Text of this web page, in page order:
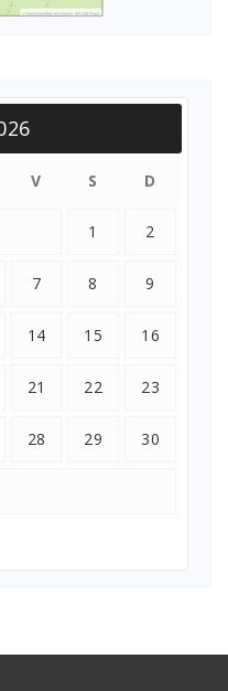
V S D
1 2
7 8 9
14 15 16
21 22 23
28 29 30